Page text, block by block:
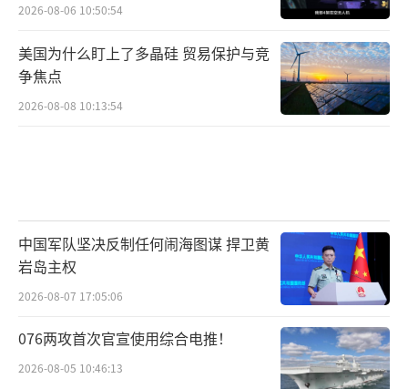
2026-08-06 10:50:54
美国为什么盯上了多晶硅 贸易保护与竞
争焦点
2026-08-08 10:13:54
中国军队坚决反制任何闹海图谋 捍卫黄
岩岛主权
2026-08-07 17:05:06
076两攻首次官宣使用综合电推！
2026-08-05 10:46:13